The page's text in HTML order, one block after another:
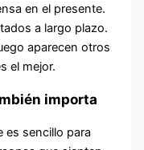
en el presente.
a largo plazo.
aparecen otros
el mejor.
importa
es sencillo para